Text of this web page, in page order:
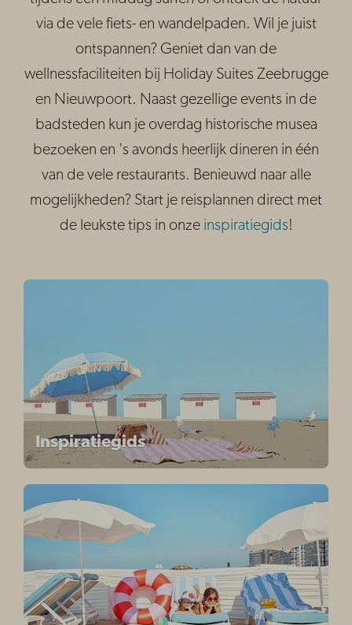
via de vele fiets- en wandelpaden. Wil je juist
ontspannen? Geniet dan van de
wellnessfaciliteiten bij Holiday Suites Zeebrugge
en Nieuwpoort. Naast gezellige events in de
badsteden kun je overdag historische musea
bezoeken en 's avonds heerlijk dineren in één
van de vele restaurants. Benieuwd naar alle
mogelijkheden? Start je reisplannen direct met
de leukste tips in onze inspiratiegids!
Inspiratiegids